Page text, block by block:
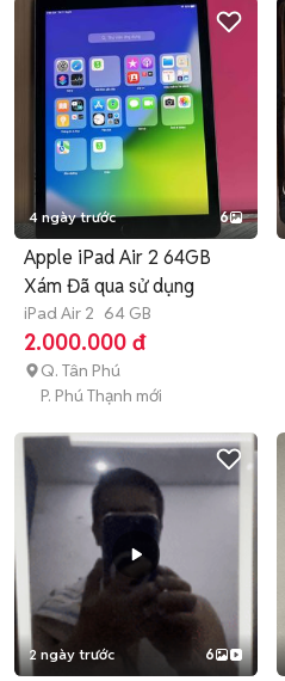
4 ngày trước 6
Apple iPad Air 2 64GB
Xám Đã qua sử dụng
iPad Air 2 64 GB
2.000.000 đ
Q. Tân Phú
P. Phú Thạnh mới
2 ngày trước 6